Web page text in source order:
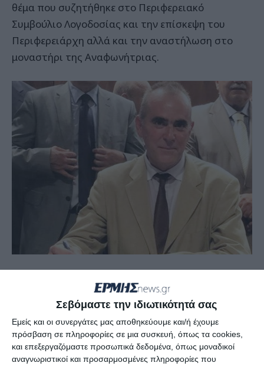
Σεβόμαστε την ιδιωτικότητά σας
Εμείς και οι συνεργάτες μας αποθηκεύουμε και/ή έχουμε
πρόσβαση σε πληροφορίες σε μια συσκευή, όπως τα cookies,
και επεξεργαζόμαστε προσωπικά δεδομένα, όπως μοναδικοί
αναγνωριστικοί και προσαρμοσμένες πληροφορίες που
θέμα που συζητήθηκε στο Περιφερειακό
Συμβούλιο Λογοδοσίας και την επίσκεψη του
Περιφερειάρχη αλλά και την αναστήλωση στο
μοναστήρι της Αναφωνήτριας.
“Περιμένουμε τον Περιφερειάρχη αυτήν την
εβδομάδα. Δεν έχει επισημοποιηθεί ακόμα η
ημερομηνία. Αυτό που αξίζει να αναφέρουμε είναι